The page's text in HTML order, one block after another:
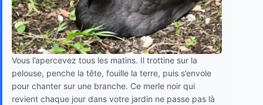
Vous l’apercevez tous les matins. Il trottine sur la
pelouse, penche la tête, fouille la terre, puis s’envole
pour chanter sur une branche. Ce merle noir qui
revient chaque jour dans votre jardin ne passe pas là